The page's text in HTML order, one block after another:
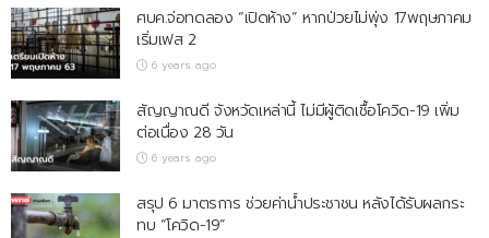
ศบค.จ่อทดลอง “เปิดห้าง” หากป่วยไม่พุ่ง 17พฤษภาคม
เริ่มเฟส 2
6 years ago
สัญญาณดี จังหวัดเหล่านี้ ไม่มีผู้ติดเชื้อโควิด-19 เพิ่ม
ต่อเนื่อง 28 วัน
6 years ago
สรุป 6 มาตรการ ช่วยค่าน้ำประชาชน หลังได้รับผลกระ
ทบ “โควิด-19”